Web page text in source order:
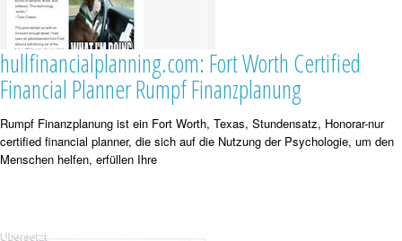
hullfinancialplanning.com: Fort Worth Certified
Financial Planner Rumpf Finanzplanung
Rumpf Finanzplanung ist ein Fort Worth, Texas, Stundensatz, Honorar-nur
certified financial planner, die sich auf die Nutzung der Psychologie, um den
Menschen helfen, erfüllen Ihre